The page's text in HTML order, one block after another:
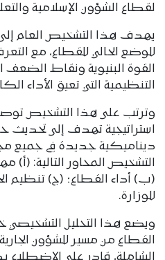
لقطاع الشؤون الإسلامية
يهدف هذا التشخيص العام إلى
للوضع الحالي للقطاع، مع
القوة البنيوية ونقاط الضعف
التنظيمية التي تعيق الأداء
وترتب على هذا التشخيص
استراتيجية تهدف إلى
ديناميكية جديدة في جميع
التشخيص المحاور التالية: (أ)
(ب) أداء القطاع؛ (ج) تنظيم
للوزارة.
ويضع هذا التحليل
القطاع من مسير للشؤون